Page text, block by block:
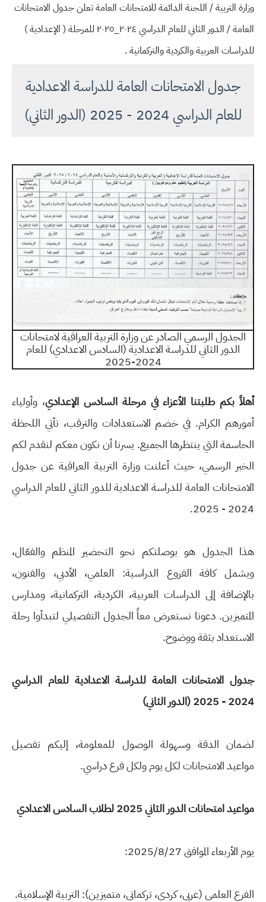
وزارة التربية / اللجنة الدائمة للامتحانات العامة تعلن جدول الامتحانات
العامة / الدور الثاني للعام الدراسي ۲۰۲٤_٢٠٢٥ للمرحلة ( الإعدادية )
للدراسات العربية والكردية والتركمانية .
جدول الامتحانات العامة للدراسة الاعدادية
للعام الدراسي 2024 - 2025 (الدور الثاني)
الجدول الرسمي الصادر عن وزارة التربية العراقية لامتحانات
الدور الثاني للدراسة الاعدادية (السادس الاعدادي) للعام
2024-2025
أهلاً بكم طلبتنا الأعزاء في مرحلة السادس الإعدادي، وأولياء
أمورهم الكرام. في خضم الاستعدادات والترقب، تأتي اللحظة
الحاسمة التي ينتظرها الجميع. يسرنا أن نكون معكم لنقدم لكم
الخبر الرسمي، حيث أعلنت وزارة التربية العراقية عن جدول
الامتحانات العامة للدراسة الاعدادية للدور الثاني للعام الدراسي
2024 - 2025.
هذا الجدول هو بوصلتكم نحو التحضير المنظم والفعّال،
ويشمل كافة الفروع الدراسية: العلمي، الأدبي، والفنون،
بالإضافة إلى الدراسات العربية، الكردية، التركمانية، ومدارس
المتميزين. دعونا نستعرض معاً الجدول التفصيلي لتبدأوا رحلة
الاستعداد بثقة ووضوح.
جدول الامتحانات العامة للدراسة الاعدادية للعام الدراسي
2024 - 2025 (الدور الثاني)
لضمان الدقة وسهولة الوصول للمعلومة، إليكم تفصيل
مواعيد الامتحانات لكل يوم ولكل فرع دراسي.
مواعيد امتحانات الدور الثاني 2025 لطلاب السادس الاعدادي
يوم الأربعاء الموافق 2025/8/27:
الفرع العلمي (عربي، كردي، تركماني، متميزين): التربية الإسلامية.